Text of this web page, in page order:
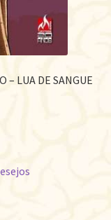
– LUA DE SANGUE